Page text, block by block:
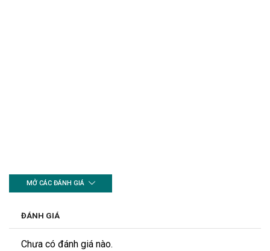
MỞ CÁC ĐÁNH GIÁ
ĐÁNH GIÁ
Chưa có đánh giá nào.